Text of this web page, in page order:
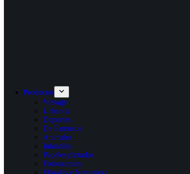
Productos
Vintage
Urbanos
Deportes
De Famosos
Animales
Infantiles
Papeles pintados
Fotomurales
Florales y Naturaleza